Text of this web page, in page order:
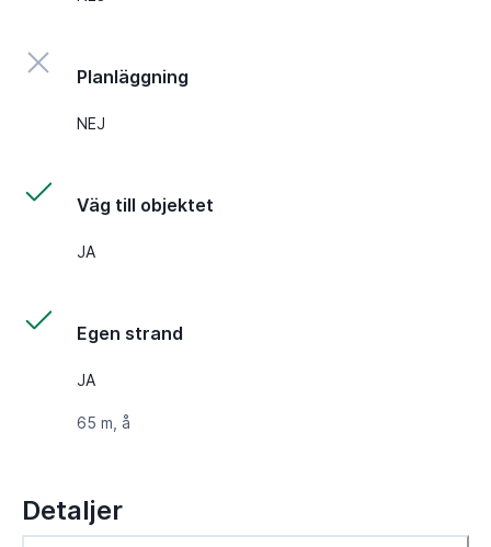
Planläggning
NEJ
Väg till objektet
JA
Egen strand
JA
65 m, å
Detaljer